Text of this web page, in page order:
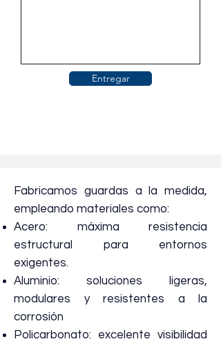
Entregar
Fabricamos guardas a la medida,
empleando materiales como:
Acero: máxima resistencia
estructural para entornos
exigentes.
Aluminio: soluciones ligeras,
modulares y resistentes a la
corrosión
Policarbonato: excelente visibilidad